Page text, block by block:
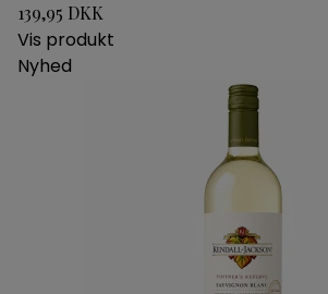
139,95 DKK
Vis produkt
Nyhed